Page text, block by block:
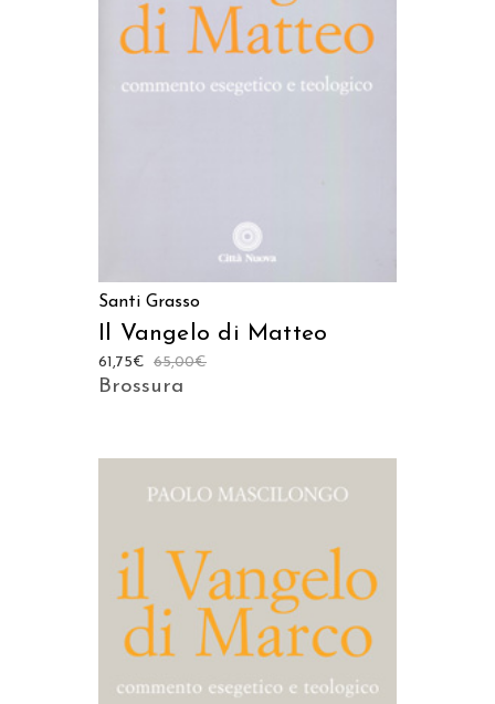
Santi Grasso
Il Vangelo di Matteo
65,00€
61,75€
Brossura